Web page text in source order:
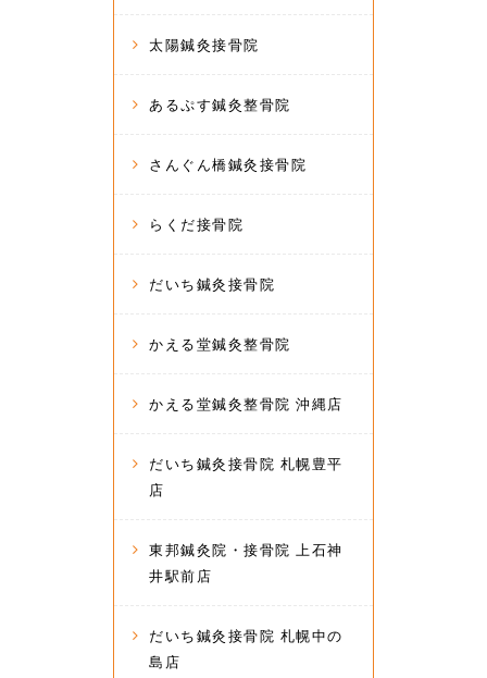
太陽鍼灸接骨院
あるぷす鍼灸整骨院
さんぐん橋鍼灸接骨院
らくだ接骨院
だいち鍼灸接骨院
かえる堂鍼灸整骨院
かえる堂鍼灸整骨院 沖縄店
だいち鍼灸接骨院 札幌豊平
店
東邦鍼灸院・接骨院 上石神
井駅前店
だいち鍼灸接骨院 札幌中の
島店